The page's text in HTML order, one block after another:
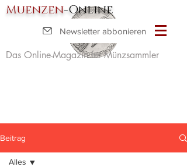
Muenzen-Online
Das Online-Magazin für Münzsammler
Newsletter abbonieren
Beitrag
Alles